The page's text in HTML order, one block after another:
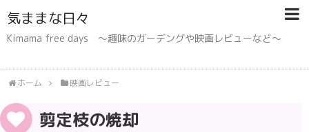
気ままな日々
Kimama free days 〜趣味のガーデングや映画レビューなど〜
ホーム 映画レビュー
剪定枝の焼却